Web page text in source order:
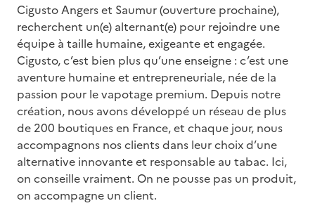
Cigusto Angers et Saumur (ouverture prochaine),
recherchent un(e) alternant(e) pour rejoindre une
équipe à taille humaine, exigeante et engagée.
Cigusto, c’est bien plus qu’une enseigne : c’est une
aventure humaine et entrepreneuriale, née de la
passion pour le vapotage premium. Depuis notre
création, nous avons développé un réseau de plus
de 200 boutiques en France, et chaque jour, nous
accompagnons nos clients dans leur choix d’une
alternative innovante et responsable au tabac. Ici,
on conseille vraiment. On ne pousse pas un produit,
on accompagne un client.